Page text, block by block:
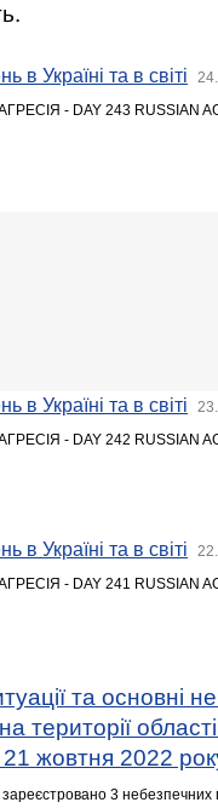
в Україні та в світі
- DAY 243 RUSSIAN
в Україні та в світі
- DAY 242 RUSSIAN
в Україні та в світі
- DAY 241 RUSSIAN
та основні
території
жовтня 2022
3 небезпечних